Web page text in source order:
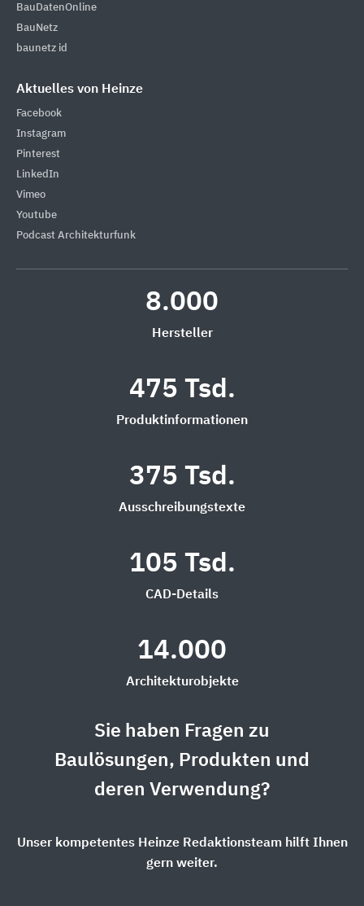
BauDatenOnline
BauNetz
baunetz id
Aktuelles von Heinze
Facebook
Instagram
Pinterest
LinkedIn
Vimeo
Youtube
Podcast Architekturfunk
8.000
Hersteller
475 Tsd.
Produktinformationen
375 Tsd.
Ausschreibungstexte
105 Tsd.
CAD-Details
14.000
Architekturobjekte
Sie haben Fragen zu
Baulösungen, Produkten und
deren Verwendung?
Unser kompetentes Heinze Redaktionsteam hilft Ihnen
gern weiter.